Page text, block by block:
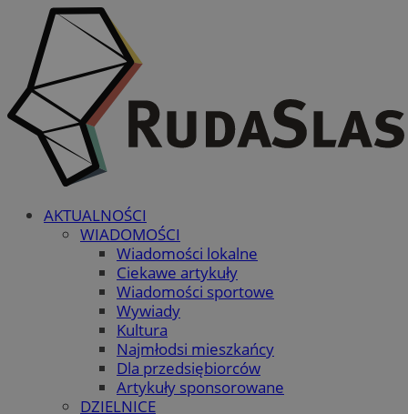
AKTUALNOŚCI
WIADOMOŚCI
Wiadomości lokalne
Ciekawe artykuły
Wiadomości sportowe
Wywiady
Kultura
Najmłodsi mieszkańcy
Dla przedsiębiorców
Artykuły sponsorowane
DZIELNICE